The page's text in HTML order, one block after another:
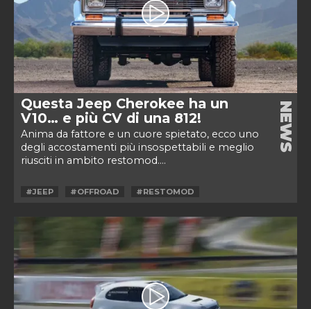
Questa Jeep Cherokee ha un
V10… e più CV di una 812!
Anima da fattore e un cuore spietato, ecco uno
degli accostamenti più insospettabili e meglio
riusciti in ambito restomod....
NEWS
#JEEP #OFFROAD #RESTOMOD